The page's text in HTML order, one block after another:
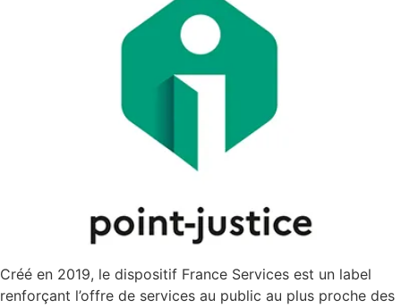
Créé en 2019, le dispositif France Services est un label
renforçant l’offre de services au public au plus proche des